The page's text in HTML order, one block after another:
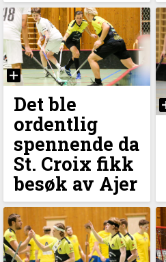
Det ble
ordentlig
spennende da
St. Croix fikk
besøk av Ajer